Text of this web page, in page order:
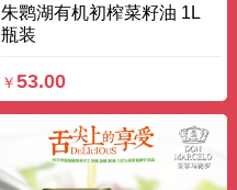
朱鹮湖有机初榨菜籽油 1L
瓶装
￥53.00